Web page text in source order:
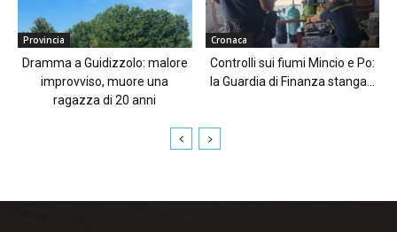
Provincia
Dramma a Guidizzolo: malore
improvviso, muore una
ragazza di 20 anni
Cronaca
Controlli sui fiumi Mincio e Po:
la Guardia di Finanza stanga...